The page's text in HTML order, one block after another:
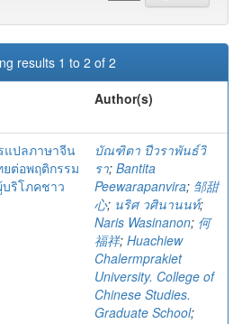
results 1 to 2 of 2
Author(s)
แปลภาษาจีน
ต่อพฤติกรรม
บริโภคชาว
บัณฑิตา ปีวราพันธ์วิ
รา; Bantita
Peewarapanvira; 邹甜
心; นริศ วศินานนท์;
Naris Wasinanon; 何
福祥; Huachiew
Chalermprakiet
University. College of
Chinese Studies.
Graduate School;